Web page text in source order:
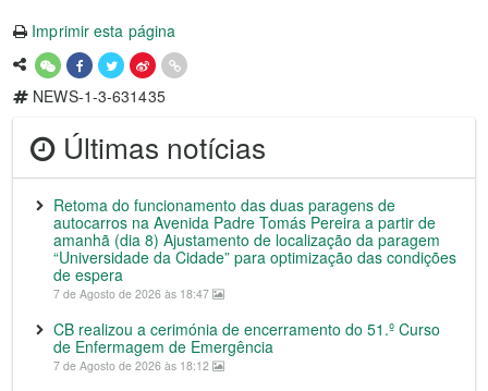
Imprimir esta página
NEWS-1-3-631435
Últimas notícias
Retoma do funcionamento das duas paragens de
autocarros na Avenida Padre Tomás Pereira a partir de
amanhã (dia 8) Ajustamento de localização da paragem
“Universidade da Cidade” para optimização das condições
de espera
7 de Agosto de 2026 às 18:47
CB realizou a cerimónia de encerramento do 51.º Curso
de Enfermagem de Emergência
7 de Agosto de 2026 às 18:12